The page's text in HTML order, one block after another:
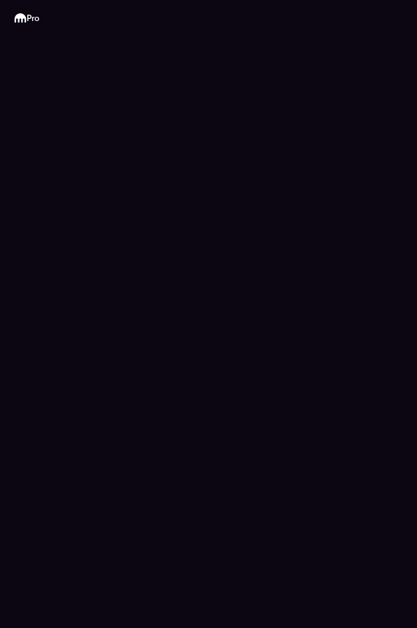
Kraken
Pro